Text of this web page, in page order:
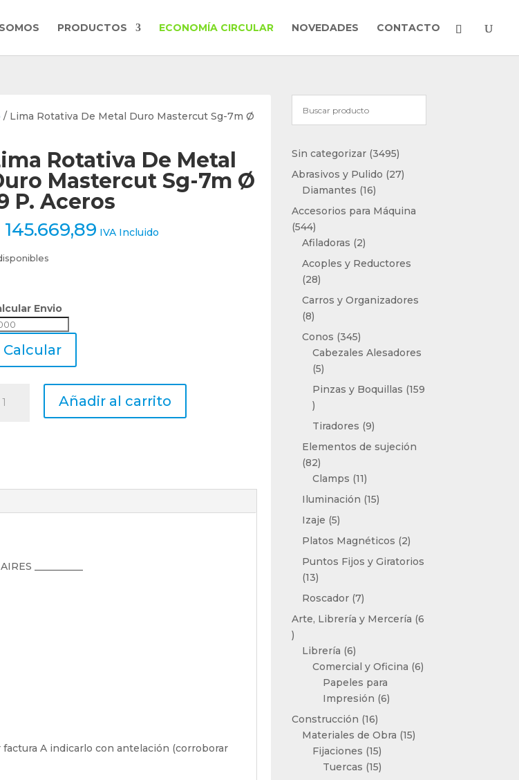
PRODUCTOS ECONOMÍA CIRCULAR NOVEDADES CONTACTO
/ Lima Rotativa De Metal Duro Mastercut Sg-7m Ø
Rotativa De Metal
Mastercut Sg-7m Ø
P. Aceros
145.669,89 IVA Incluido
Envio
Calcular
Añadir al carrito
__________
factura A indicarlo con antelación (corroborar
Sin categorizar 34953495
productos
Abrasivos y Pulido 2727
Diamantes 1616
productos
Accesorios para Máquina
544544
productos
Afiladoras 22
productos
Acoples y Reductores
2828
productos
Carros y Organizadores
88
productos
Conos 345345
productos
Cabezales Alesadores
55
productos
Pinzas y Boquillas 159
159
productos
Tiradores 99
productos
Elementos de sujeción
8282
productos
Clamps 1111
productos
Iluminación 1515
Izaje 55
productos
Platos Magnéticos 22
productos
Puntos Fijos y Giratorios
1313
productos
Roscador 77
productos
Arte, Librería y Mercería 6
6
productos
Librería 66
productos
Comercial y Oficina 66
Papeles para
Impresión 66
Construcción 1616
productos
Materiales de Obra 1515
Fijaciones 1515
productos
Tuercas 1515